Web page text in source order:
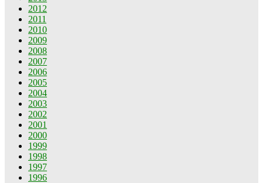
2012
2011
2010
2009
2008
2007
2006
2005
2004
2003
2002
2001
2000
1999
1998
1997
1996